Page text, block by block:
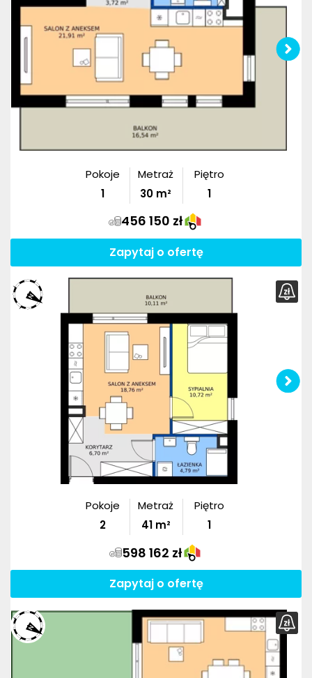
Pokoje
1
Metraż
30 m²
Piętro
1
456 150 zł
Zapytaj o ofertę
Pokoje
2
Metraż
41m²
Piętro
1
598 162 zł
Zapytaj o ofertę